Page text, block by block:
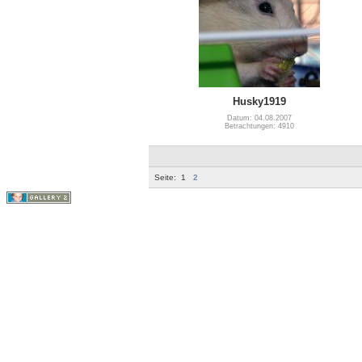
Husky1919
Datum: 04.08.2007
Betrachtungen: 4910
Seite: 1 2